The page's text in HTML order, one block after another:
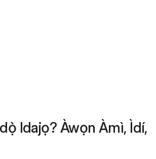
Idajọ? Àwọn Àmì, Ìdí,